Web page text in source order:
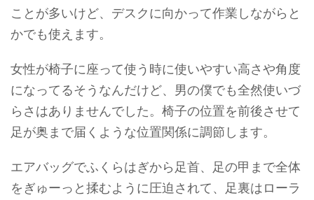
ことが多いけど、デスクに向かって作業しながらと
かでも使えます。
女性が椅子に座って使う時に使いやすい高さや角度
になってるそうなんだけど、男の僕でも全然使いづ
らさはありませんでした。椅子の位置を前後させて
足が奥まで届くような位置関係に調節します。
エアバッグでふくらはぎから足首、足の甲まで全体
をぎゅーっと揉むように圧迫されて、足裏はローラ